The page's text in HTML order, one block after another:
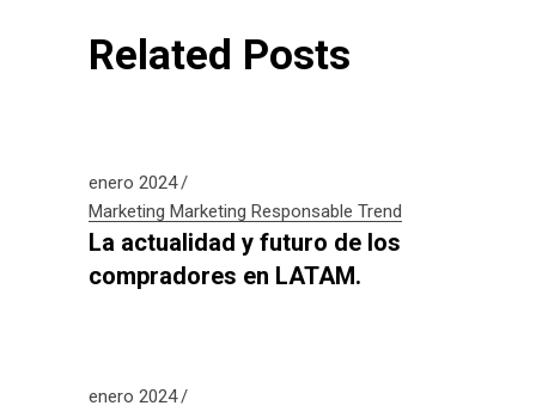
Related Posts
enero 2024
Marketing Marketing Responsable Trend
La actualidad y futuro de los
compradores en LATAM.
enero 2024